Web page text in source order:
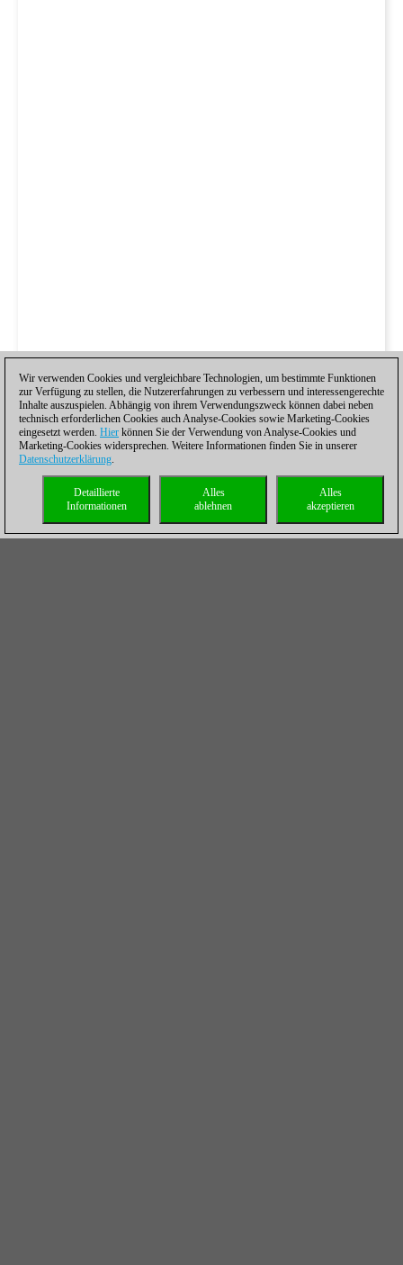
Wir verwenden Cookies und vergleichbare Technologien, um bestimmte Funktionen
zur Verfügung zu stellen, die Nutzererfahrungen zu verbessern und interessengerechte
Inhalte auszuspielen. Abhängig von ihrem Verwendungszweck können dabei neben
technisch erforderlichen Cookies auch Analyse-Cookies sowie Marketing-Cookies
eingesetzt werden. Hier können Sie der Verwendung von Analyse-Cookies und
Marketing-Cookies widersprechen. Weitere Informationen finden Sie in unserer
Datenschutzerklärung.
Alles
akzeptieren
Alles
ablehnen
Detaillierte
Informationen